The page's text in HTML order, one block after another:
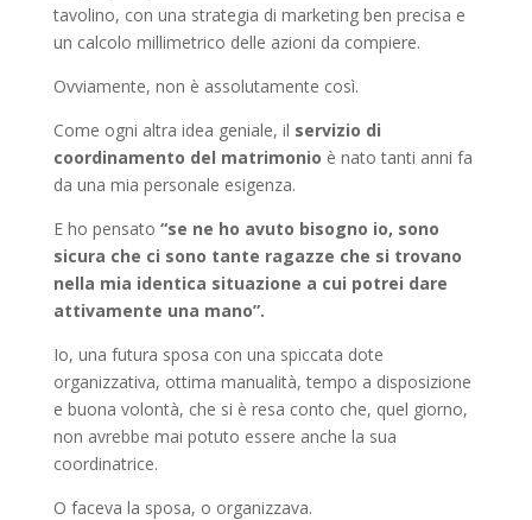
tavolino, con una strategia di marketing ben precisa e
un calcolo millimetrico delle azioni da compiere.
Ovviamente, non è assolutamente così.
Come ogni altra idea geniale, il servizio di
coordinamento del matrimonio è nato tanti anni fa
da una mia personale esigenza.
E ho pensato “se ne ho avuto bisogno io, sono
sicura che ci sono tante ragazze che si trovano
nella mia identica situazione a cui potrei dare
attivamente una mano”.
Io, una futura sposa con una spiccata dote
organizzativa, ottima manualità, tempo a disposizione
e buona volontà, che si è resa conto che, quel giorno,
non avrebbe mai potuto essere anche la sua
coordinatrice.
O faceva la sposa, o organizzava.